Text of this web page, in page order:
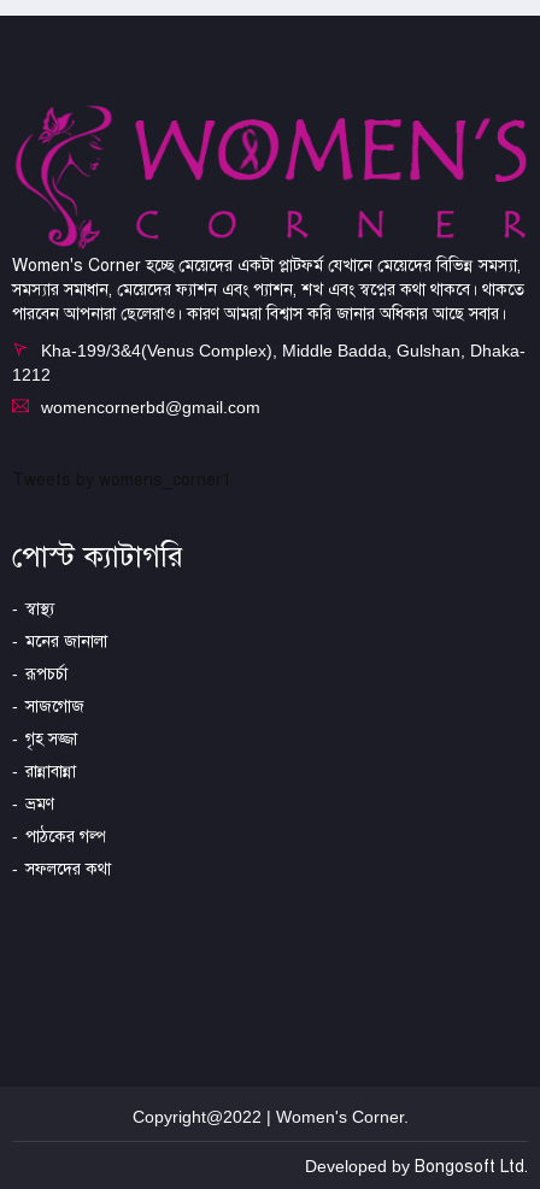
Women's Corner হচ্ছে মেয়েদের একটা প্লাটফর্ম যেখানে মেয়েদের বিভিন্ন সমস্যা,
সমস্যার সমাধান, মেয়েদের ফ্যাশন এবং প্যাশন, শখ এবং স্বপ্নের কথা থাকবে। থাকতে
পারবেন আপনারা ছেলেরাও। কারণ আমরা বিশ্বাস করি জানার অধিকার আছে সবার।
Kha-199/3&4(Venus Complex), Middle Badda, Gulshan, Dhaka-
1212
womencornerbd@gmail.com
পোস্ট ক্যাটাগরি
স্বাস্থ্য
মনের জানালা
রূপচর্চা
সাজগোজ
গৃহ সজ্জা
রান্নাবান্না
ভ্রমণ
পাঠকের গল্প
সফলদের কথা
Copyright@2022 | Women's Corner.
Developed by Bongosoft Ltd.